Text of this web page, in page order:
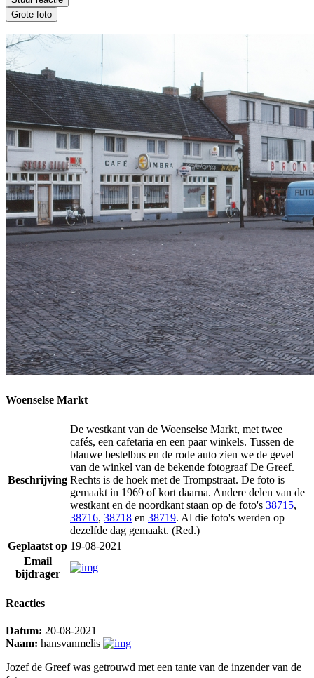
Woenselse Markt
Beschrijving
De westkant van de Woenselse Markt, met twee
cafés, een cafetaria en een paar winkels. Tussen de
blauwe bestelbus en de rode auto zien we de gevel
van de winkel van de bekende fotograaf De Greef.
Rechts is de hoek met de Trompstraat. De foto is
gemaakt in 1969 of kort daarna. Andere delen van de
westkant en de noordkant staan op de foto's 38715,
38716, 38718 en 38719. Al die foto's werden op
dezelfde dag gemaakt. (Red.)
Geplaatst op 19-08-2021
Email
bijdrager
Reacties
Datum: 20-08-2021
Naam: hansvanmelis
Jozef de Greef was getrouwd met een tante van de inzender van de